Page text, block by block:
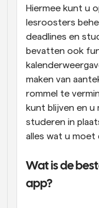
Hiermee kunt u
lesroosters
deadlines en
bevatten ook
maken van
rommel te
kunt blijven en
studeren in
alles wat u moet
Wat is de
app?